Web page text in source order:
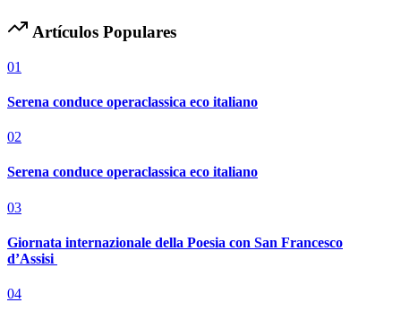
Artículos Populares
01
Serena conduce operaclassica eco italiano
02
Serena conduce operaclassica eco italiano
03
Giornata internazionale della Poesia con San Francesco
d’Assisi
04